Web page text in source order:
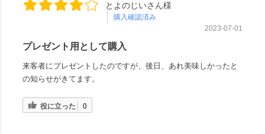
とよのじいさん様
購入確認済み
2023-07-01
プレゼント用として購入
来客者にプレゼントしたのですが、後日、あれ美味しかったと
の知らせがきてます。
役に立った 0